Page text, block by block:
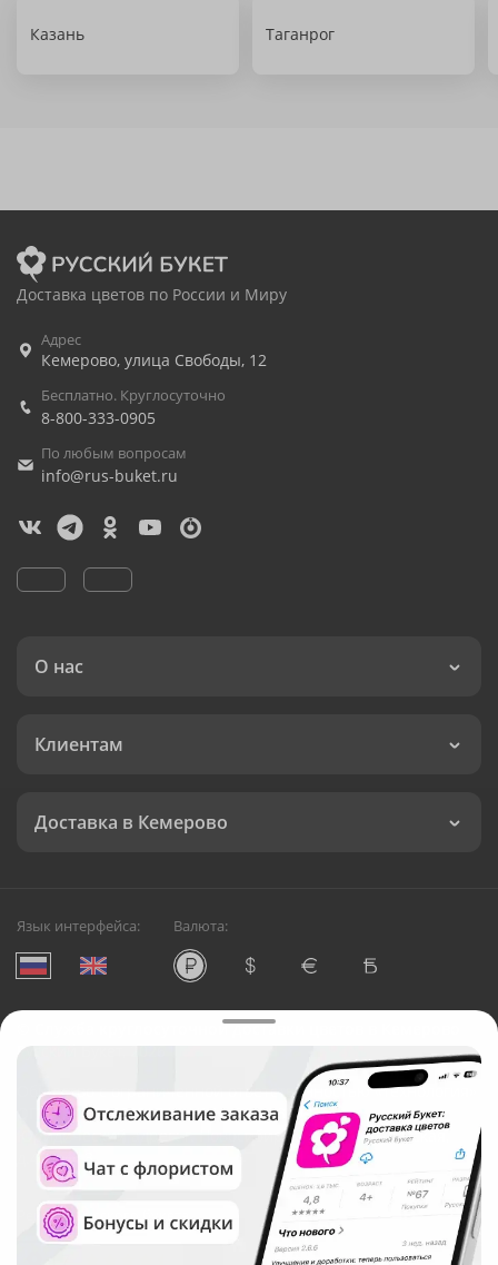
Казань Таганрог
Доставка цветов по России и Миру
Адрес
Кемерово, улица Свободы, 12
Бесплатно. Круглосуточно
8-800-333-0905
По любым вопросам
info@rus-buket.ru
О нас
Клиентам
Доставка в Кемерово
Язык интерфейса: Валюта:
Служба круглосуточной доставки цветов в Кемерово
Русский Букет, 2026
Общество с ограниченной ответственностью «Технология»
ОГРН: 1195476081745, ИНН: 5410081997
Юридический адрес: г. Новосибирск, ул. Ипподромская,
д.42, оф. 3
Рейтинг Русского букета